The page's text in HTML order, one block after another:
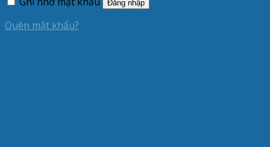
Đăng nhập
Quên mật khẩu?